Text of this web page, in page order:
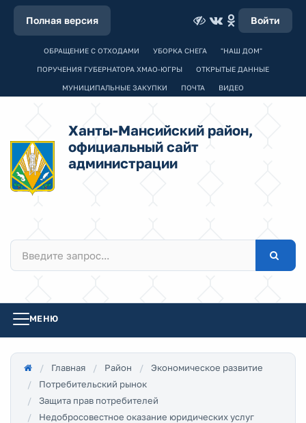
Полная версия Войти
ОБРАЩЕНИЕ С ОТХОДАМИ УБОРКА СНЕГА "НАШ ДОМ"
ПОРУЧЕНИЯ ГУБЕРНАТОРА ХМАО-ЮГРЫ ОТКРЫТЫЕ ДАННЫЕ
МУНИЦИПАЛЬНЫЕ ЗАКУПКИ ПОЧТА ВИДЕО
Ханты-Мансийский район,
официальный сайт
администрации
МЕНЮ
Главная Район
Экономическое развитие
Потребительский рынок
Защита прав потребителей
Недобросовестное оказание юридических услуг